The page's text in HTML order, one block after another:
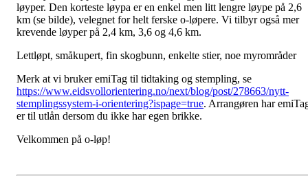
løyper. Den korteste løypa er en enkel men litt lengre løype på 2,6
km (se bilde), velegnet for helt ferske o-løpere. Vi tilbyr også mer
krevende løyper på 2,4 km, 3,6 og 4,6 km.
Lettløpt, småkupert, fin skogbunn, enkelte stier, noe myrområder
Merk at vi bruker emiTag til tidtaking og stempling, se
https://www.eidsvollorientering.no/next/blog/post/278663/nytt-
stemplingssystem-i-orientering?ispage=true. Arrangøren har
er til utlån dersom du ikke har egen brikke.
Velkommen på o-løp!